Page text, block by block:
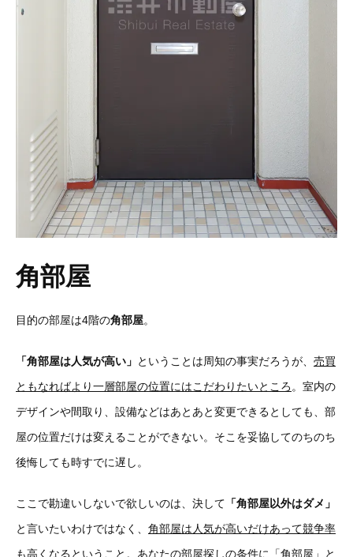
角部屋
目的の部屋は4階の角部屋。
「角部屋は人気が高い」 ということは周知の事実だろうが、 売買
ともなればより一層部屋の位置にはこだわりたいところ 。室内の
デザインや間取り、設備などはあとあと変更できるとしても、部
屋の位置だけは変えることができない。そこを妥協してのちのち
後悔しても時すでに遅し。
ここで勘違いしないで欲しいのは、決して 「角部屋以外はダメ」
と言いたいわけではなく、 角部屋は人気が高いだけあって競争率
も高くなるということ。あなたの部屋探しの条件に「角部屋」と